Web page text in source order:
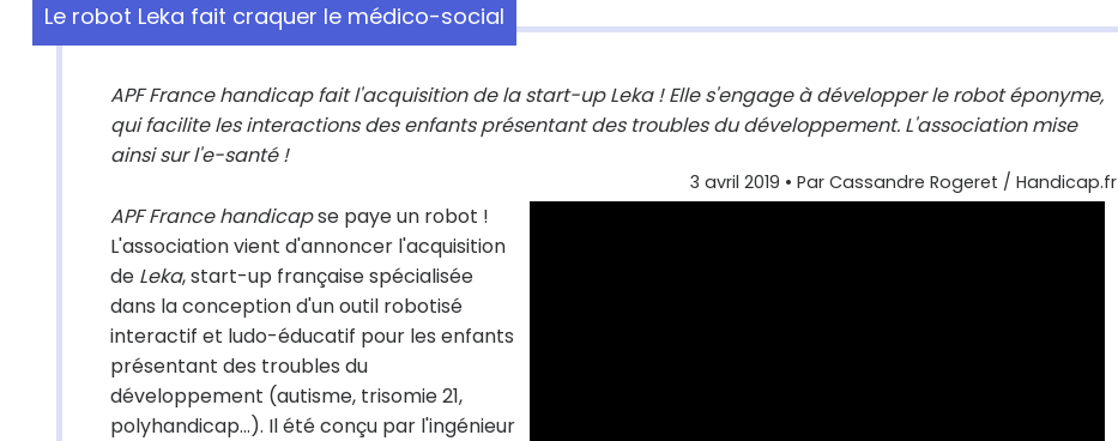
Le robot Leka fait craquer le médico-social
APF France handicap fait l'acquisition de la start-up Leka ! Elle s'engage à développer le robot éponyme,
qui facilite les interactions des enfants présentant des troubles du développement. L'association mise
ainsi sur l'e-santé !
3 avril 2019 • Par Cassandre Rogeret / Handicap.fr
APF France handicapse paye un robot !
L'association vient d'annoncer l'acquisition
de Leka, start-up française spécialisée
dans la conception d'un outil robotisé
interactif et ludo-éducatif pour les enfants
présentant des troubles du
développement (autisme, trisomie 21,
polyhandicap…). Il été conçu par l'ingénieur